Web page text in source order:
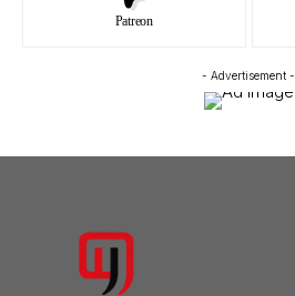
Patreon
- Advertisement -